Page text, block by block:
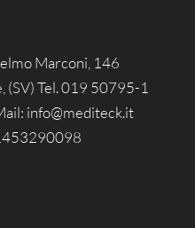
Marconi, 146
Tel. 019 50795-1
info@mediteck.it